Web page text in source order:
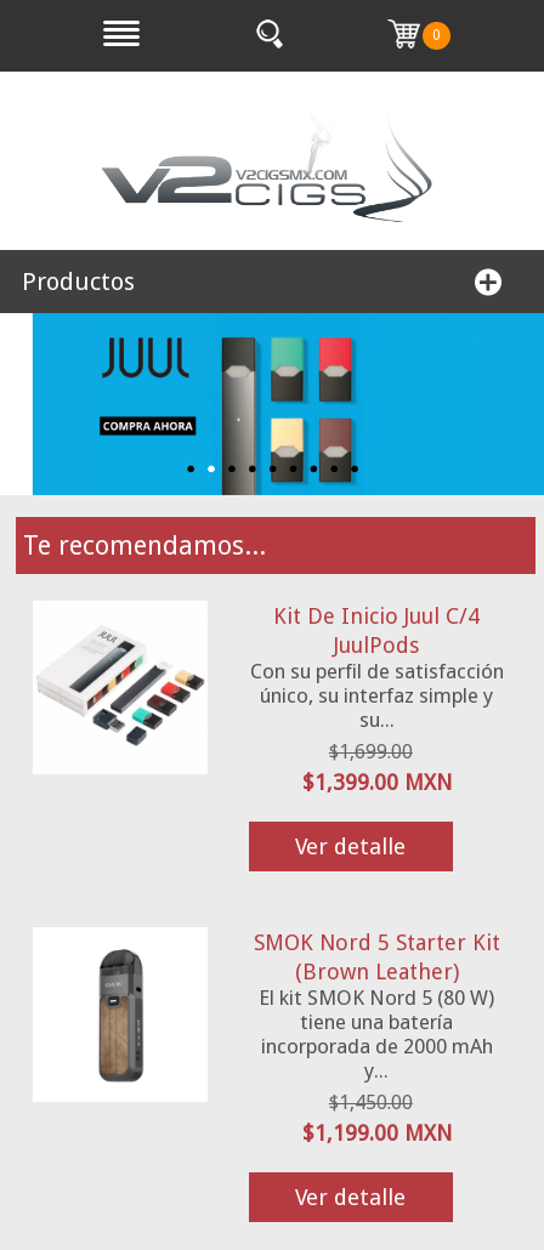
0
Productos
Te recomendamos...
Kit De Inicio Juul C/4
JuulPods
Con su perfil de satisfacción
único, su interfaz simple y
su...
$1,699.00
$1,399.00 MXN
Ver detalle
SMOK Nord 5 Starter Kit
(Brown Leather)
El kit SMOK Nord 5 (80 W)
tiene una batería
incorporada de 2000 mAh
y...
$1,450.00
$1,199.00 MXN
Ver detalle